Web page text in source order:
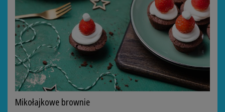
Mikołajkowe brownie